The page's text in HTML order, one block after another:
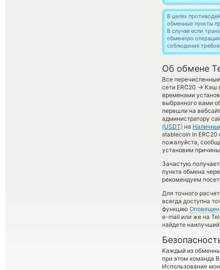
В целях
обменные пункты
В случае если
обменную
соблюдения
Об обмене
Все
сети ERC20 → Кэш
временами
выбранного вами
перешли на
администратору
(USDT) на
stablecoin in ERC20
пожалуйста,
установим
Зачастую
пункта обмена
рекомендуем
Для точного
всегда доступна
функцию
e-mail или же на
найдете
Каждый из
при этом команда
Использование